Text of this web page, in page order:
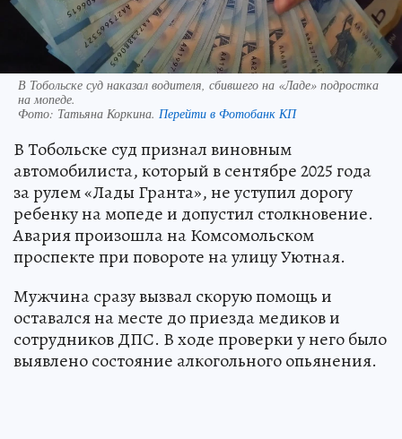
В Тобольске суд наказал водителя, сбившего на «Ладе» подростка
на мопеде.
Фото: Татьяна Коркина. Перейти в Фотобанк КП
В Тобольске суд признал виновным
автомобилиста, который в сентябре 2025 года
за рулем «Лады Гранта», не уступил дорогу
ребенку на мопеде и допустил столкновение.
Авария произошла на Комсомольском
проспекте при повороте на улицу Уютная.
Мужчина сразу вызвал скорую помощь и
оставался на месте до приезда медиков и
сотрудников ДПС. В ходе проверки у него было
выявлено состояние алкогольного опьянения.